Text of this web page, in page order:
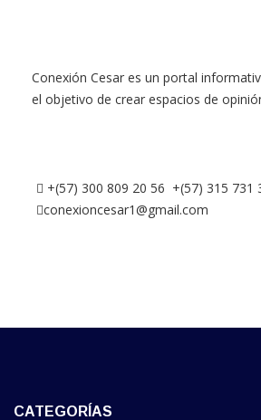
Conexión Cesar es un portal
el objetivo de crear espacios de
+(57) 300 809 20 56 +(57) 315 731
conexioncesar1@gmail.com
CATEGORÍAS